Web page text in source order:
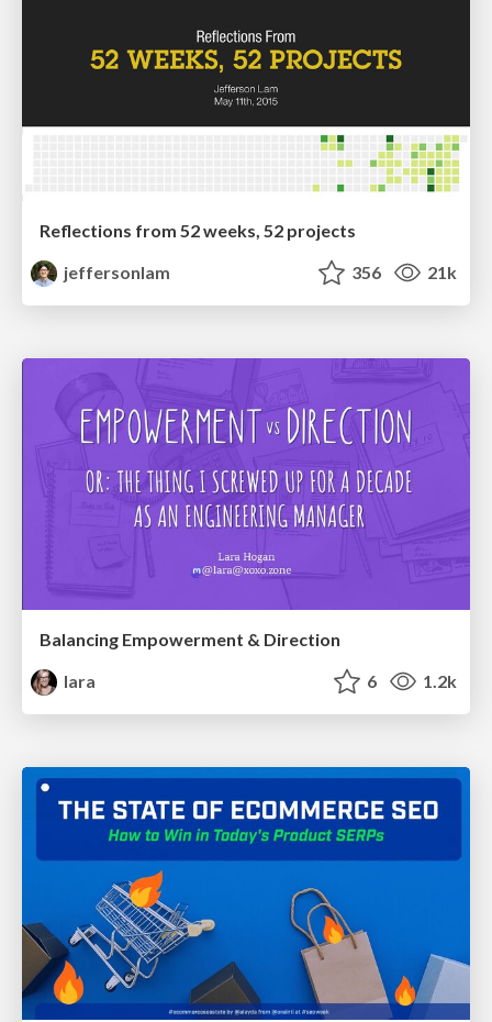
Reflections from 52 weeks, 52 projects
jeffersonlam
356 21k
Balancing Empowerment & Direction
lara
6 1.2k